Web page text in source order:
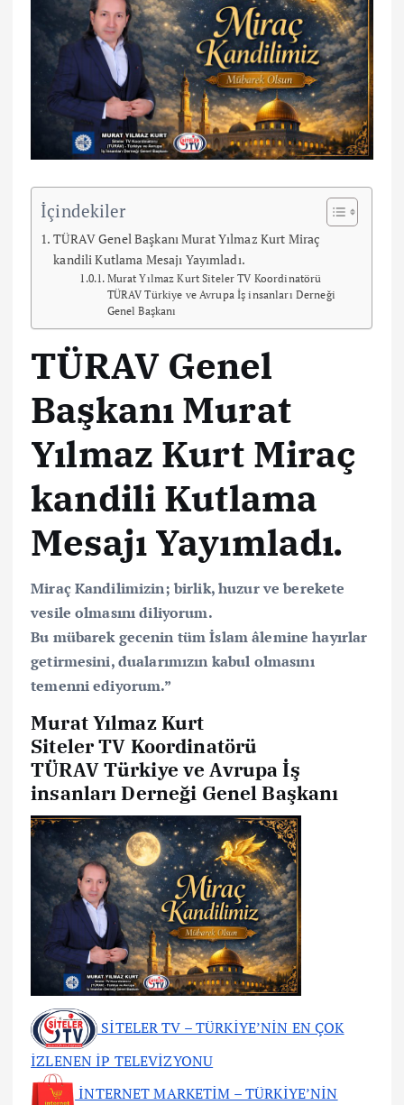
İçindekiler
TÜRAV Genel Başkanı Murat Yılmaz Kurt Miraç
kandili Kutlama Mesajı Yayımladı.
Murat Yılmaz Kurt Siteler TV Koordinatörü
TÜRAV Türkiye ve Avrupa İş insanları Derneği
Genel Başkanı
TÜRAV Genel
Başkanı Murat
Yılmaz Kurt Miraç
kandili Kutlama
Mesajı Yayımladı.
Miraç Kandilimizin; birlik, huzur ve berekete
vesile olmasını diliyorum.
Bu mübarek gecenin tüm İslam âlemine hayırlar
getirmesini, dualarımızın kabul olmasını
temenni ediyorum.”
Murat Yılmaz Kurt
Siteler TV Koordinatörü
TÜRAV Türkiye ve Avrupa İş
insanları Derneği Genel Başkanı
SİTELER TV – TÜRKİYE’NİN EN ÇOK
İZLENEN İP TELEVİZYONU
İNTERNET MARKETİM – TÜRKİYE’NİN